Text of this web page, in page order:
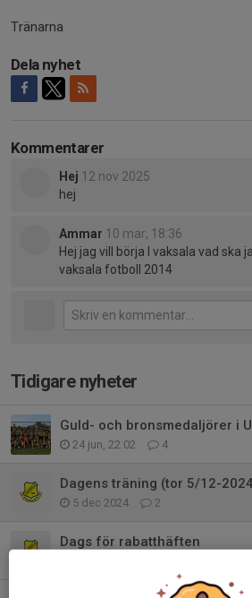
Tränarna
Dela nyhet
Kommentarer
Hej 12 nov 2025
hej
Ammar 10 mar, 18:36
Hej jag vill börja I vaksala vad ska
vaksala fotboll 2014
Tidigare nyheter
Guld- och bronsmedaljörer i
24 jun, 22:02 4
Dagens träning (tor 5/12-
5 dec 2024 2
Dags för rabatthäften